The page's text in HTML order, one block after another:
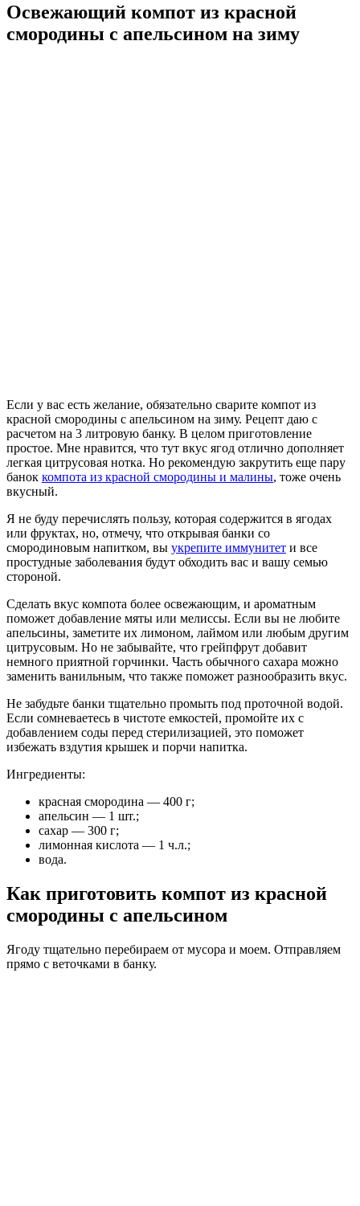
Освежающий компот из красной
смородины с апельсином на зиму
Если у вас есть желание, обязательно сварите компот из
красной смородины с апельсином на зиму. Рецепт даю с
расчетом на 3 литровую банку. В целом приготовление
простое. Мне нравится, что тут вкус ягод отлично дополняет
легкая цитрусовая нотка. Но рекомендую закрутить еще пару
банок компота из красной смородины и малины, тоже очень
вкусный.
Я не буду перечислять пользу, которая содержится в ягодах
или фруктах, но, отмечу, что открывая банки со
смородиновым напитком, вы укрепите иммунитет и все
простудные заболевания будут обходить вас и вашу семью
стороной.
Сделать вкус компота более освежающим, и ароматным
поможет добавление мяты или мелиссы. Если вы не любите
апельсины, заметите их лимоном, лаймом или любым другим
цитрусовым. Но не забывайте, что грейпфрут добавит
немного приятной горчинки. Часть обычного сахара можно
заменить ванильным, что также поможет разнообразить вкус.
Не забудьте банки тщательно промыть под проточной водой.
Если сомневаетесь в чистоте емкостей, промойте их с
добавлением соды перед стерилизацией, это поможет
избежать вздутия крышек и порчи напитка.
Ингредиенты:
красная смородина — 400 г;
апельсин — 1 шт.;
сахар — 300 г;
лимонная кислота — 1 ч.л.;
вода.
Как приготовить компот из красной
смородины с апельсином
Ягоду тщательно перебираем от мусора и моем. Отправляем
прямо с веточками в банку.